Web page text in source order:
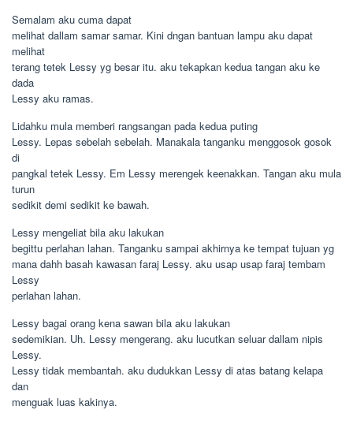
Semalam aku cuma dapat
melihat dallam samar samar. Kini dngan bantuan lampu aku dapat
melihat
terang tetek Lessy yg besar itu. aku tekapkan kedua tangan aku ke
dada
Lessy aku ramas.
Lidahku mula memberi rangsangan pada kedua puting
Lessy. Lepas sebelah sebelah. Manakala tanganku menggosok gosok
di
pangkal tetek Lessy. Em Lessy merengek keenakkan. Tangan aku mula
turun
sedikit demi sedikit ke bawah.
Lessy mengeliat bila aku lakukan
begittu perlahan lahan. Tanganku sampai akhirnya ke tempat tujuan yg
mana dahh basah kawasan faraj Lessy. aku usap usap faraj tembam
Lessy
perlahan lahan.
Lessy bagai orang kena sawan bila aku lakukan
sedemikian. Uh. Lessy mengerang. aku lucutkan seluar dallam nipis
Lessy.
Lessy tidak membantah. aku dudukkan Lessy di atas batang kelapa
dan
menguak luas kakinya.